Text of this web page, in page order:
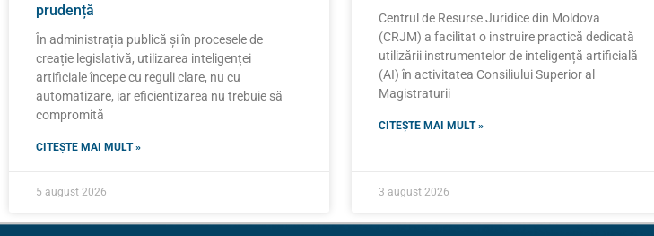
prudență
În administrația publică și în procesele de
creație legislativă, utilizarea inteligenței
artificiale începe cu reguli clare, nu cu
automatizare, iar eficientizarea nu trebuie să
compromită
CITEȘTE MAI MULT »
5 august 2026
Centrul de Resurse Juridice din Moldova
(CRJM) a facilitat o instruire practică dedicată
utilizării instrumentelor de inteligență artificială
(AI) în activitatea Consiliului Superior al
Magistraturii
CITEȘTE MAI MULT »
3 august 2026